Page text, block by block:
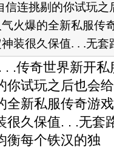
信连挑剔的你试玩
火爆的全新私服传
装很久保值. . .无套
.传奇世界新开
你试玩之后也会
全新私服传奇游
很久保值. . .无套
衡每个铁汉的独